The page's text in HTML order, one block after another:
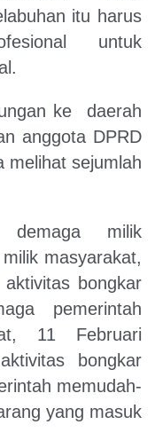
itu harus
untuk
ke daerah
anggota DPRD
melihat sejumlah
demaga milik
masyarakat,
bongkar
pemerintah
11 Februari
bongkar
memudah-
yang masuk